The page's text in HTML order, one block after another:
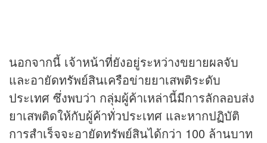
นอกจากนี้ เจ้าหน้าที่ยังอยู่ระหว่างขยายผลจับ
และอายัดทรัพย์สินเครือข่ายยาเสพติระดับ
ประเทศ ซึ่งพบว่า กลุ่มผู้ค้าเหล่านี้มีการลักลอบส่ง
ยาเสพติดให้กับผู้ค้าทั่วประเทศ และหากปฏิบัติ
การสำเร็จจะอายัดทรัพย์สินได้กว่า 100 ล้านบาท